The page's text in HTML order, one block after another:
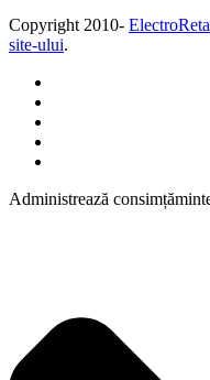
Copyright 2010-
site-ului.
Administrează